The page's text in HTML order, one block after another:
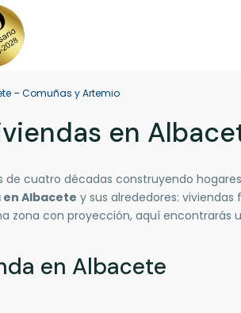
– Comuñas y Artemio
en
de cuatro décadas construyendo
Albacete y sus alrededores:
zona con proyección, aquí encontrarás
en Albacete